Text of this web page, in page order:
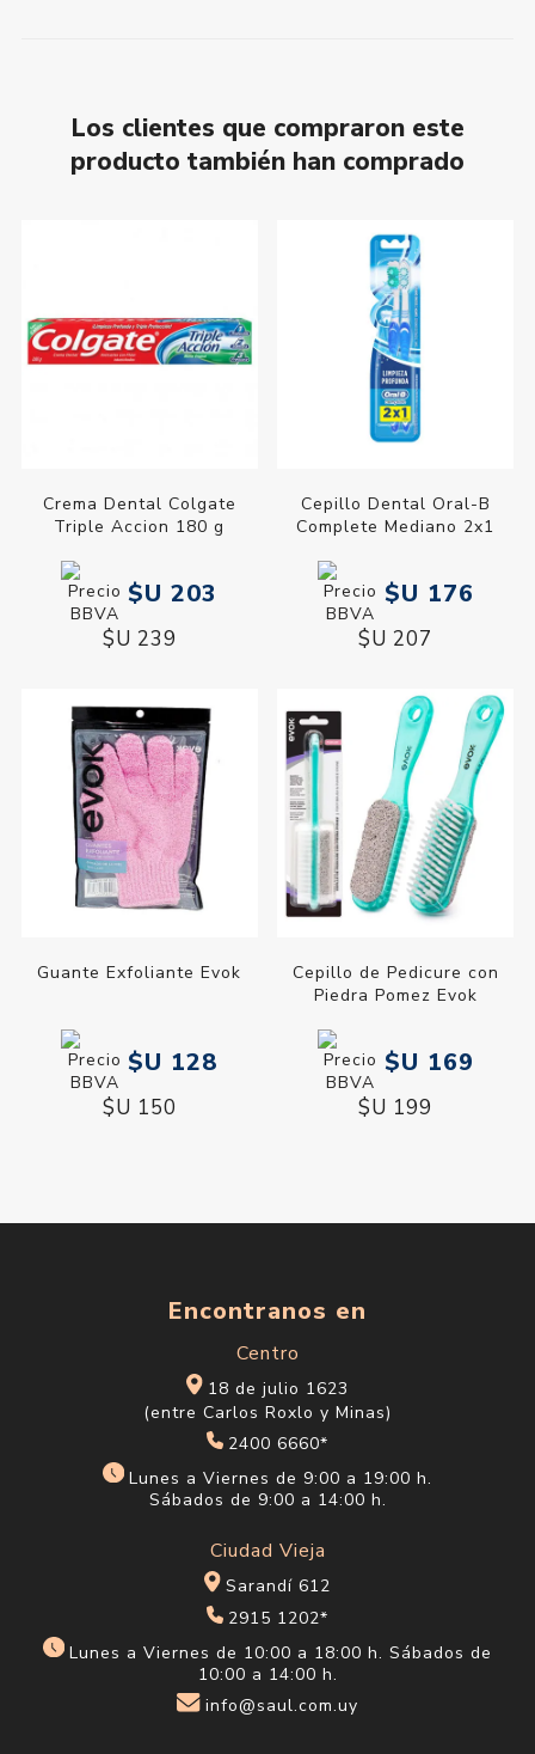
Los clientes que compraron este
producto también han comprado
Crema Dental Colgate
Triple Accion 180 g
$U 203
$U 239
Cepillo Dental Oral-B
Complete Mediano 2x1
$U 176
$U 207
Guante Exfoliante Evok
$U 128
$U 150
Cepillo de Pedicure con
Piedra Pomez Evok
$U 169
$U 199
Encontranos en
Centro
18 de julio 1623
(entre Carlos Roxlo y Minas)
2400 6660*
Lunes a Viernes de 9:00 a 19:00 h.
Sábados de 9:00 a 14:00 h.
Ciudad Vieja
Sarandí 612
2915 1202*
Lunes a Viernes de 10:00 a 18:00 h. Sábados de
10:00 a 14:00 h.
info@saul.com.uy